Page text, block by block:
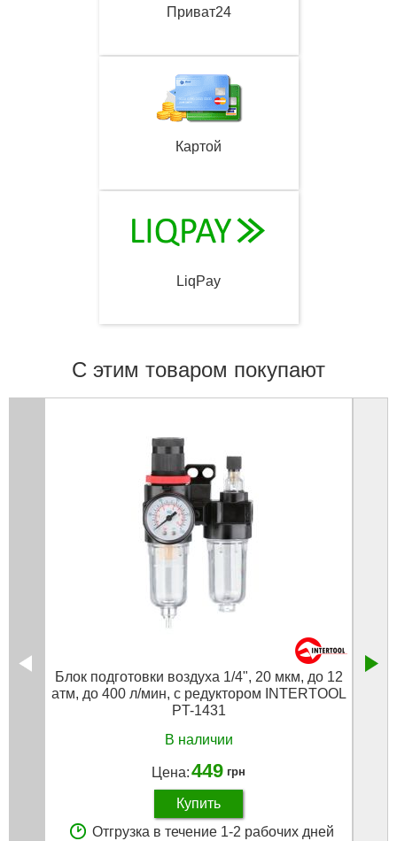
Приват24
Картой
LiqPay
С этим товаром покупают
Блок подготовки воздуха 1/4", 20 мкм, до 12
атм, до 400 л/мин, с редуктором INTERTOOL
PT-1431
В наличии
Цена:449 грн
Купить
Отгрузка в течение 1-2 рабочих дней